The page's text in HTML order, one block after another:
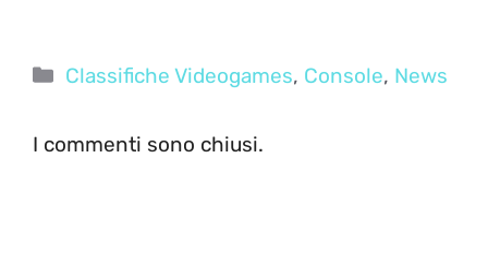
Categorie
Classifiche Videogames, Console, News
I commenti sono chiusi.